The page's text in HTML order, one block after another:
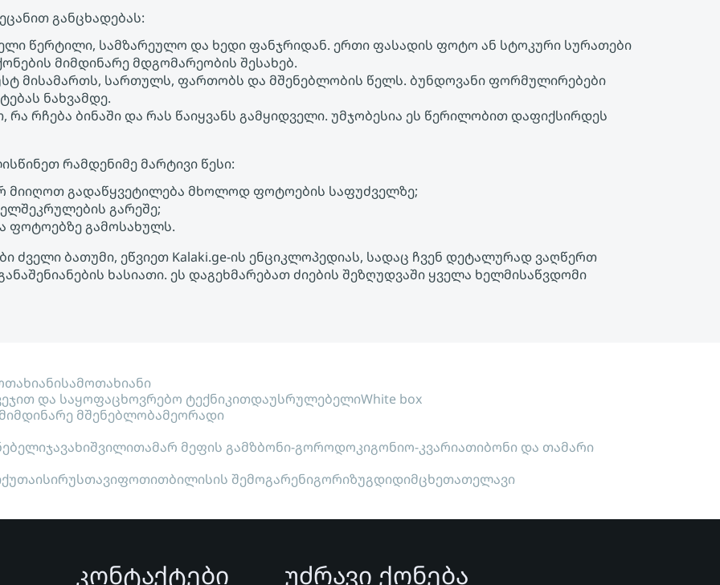
განცხადებას:
წერტილი, სამზარეულო და ხედი ფანჯრიდან. ერთი ფასადის ფოტო ან სტოკური სურათები
მიმდინარე მდგომარეობის შესახებ.
მისამართს, სართულს, ფართობს და მშენებლობის წელს. ბუნდოვანი ფორმულირებები
ნახვამდე.
რა რჩება ბინაში და რას წაიყვანს გამყიდველი. უმჯობესია ეს წერილობით დაფიქსირდეს
რამდენიმე მარტივი წესი:
მიიღოთ გადაწყვეტილება მხოლოდ ფოტოების საფუძველზე;
გარეშე;
ფოტოებზე გამოსახულს.
ძველი ბათუმი, ეწვიეთ Kalaki.ge-ის ენციკლოპედიას, სადაც ჩვენ დეტალურად ვაღწერთ
ხასიათი. ეს დაგეხმარებათ ძიების შეზღუდვაში ყველა ხელმისაწვდომი
სამოთახიანი
და საყოფაცხოვრებო ტექნიკითდაუსრულებელიWhite box
მიმდინარე მშენებლობამეორადი
ჯავახიშვილითამარ მეფის გამზბონი-გოროდოკიგონიო-კვარიათიბონი და თამარი
ქუთაისირუსთავიფოთითბილისის შემოგარენიგორიზუგდიდიმცხეთათელავი
კონტაქტები უძრავი ქონება